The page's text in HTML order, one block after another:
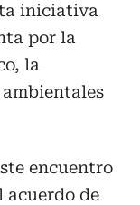
iniciativa
por la
la
encuentro
de